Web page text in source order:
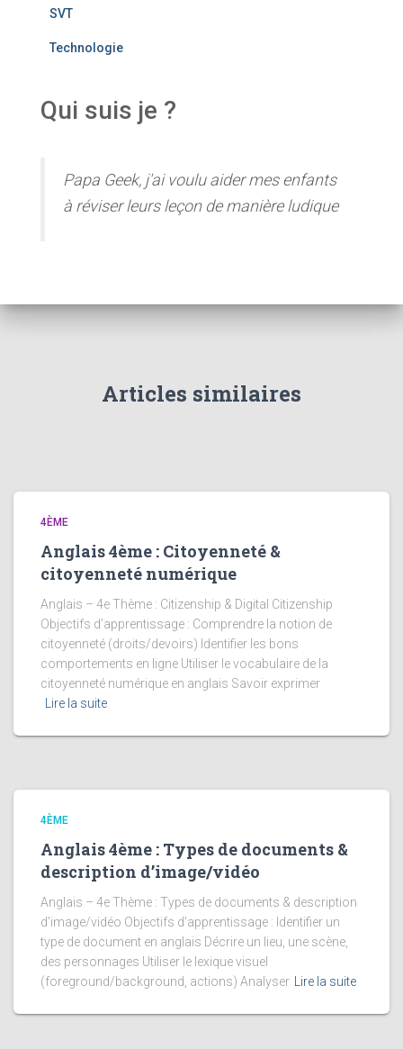
SVT
Technologie
Qui suis je ?
Papa Geek, j'ai voulu aider mes enfants
à réviser leurs leçon de manière ludique
Articles similaires
4ÈME
Anglais 4ème : Citoyenneté &
citoyenneté numérique
Anglais – 4e Thème : Citizenship & Digital Citizenship
Objectifs d’apprentissage : Comprendre la notion de
citoyenneté (droits/devoirs) Identifier les bons
comportements en ligne Utiliser le vocabulaire de la
citoyenneté numérique en anglais Savoir exprimer
Lire la suite
4ÈME
Anglais 4ème : Types de documents &
description d’image/vidéo
Anglais – 4e Thème : Types de documents & description
d’image/vidéo Objectifs d’apprentissage : Identifier un
type de document en anglais Décrire un lieu, une scène,
des personnages Utiliser le lexique visuel
(foreground/background, actions) Analyser Lire la suite